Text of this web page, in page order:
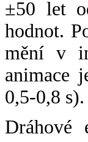
±50 let
hodnot.
mění v
animace
0,5-0,8 s).
Dráhové